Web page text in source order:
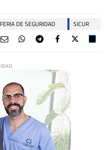
FERIA DE SEGURIDAD SICUR